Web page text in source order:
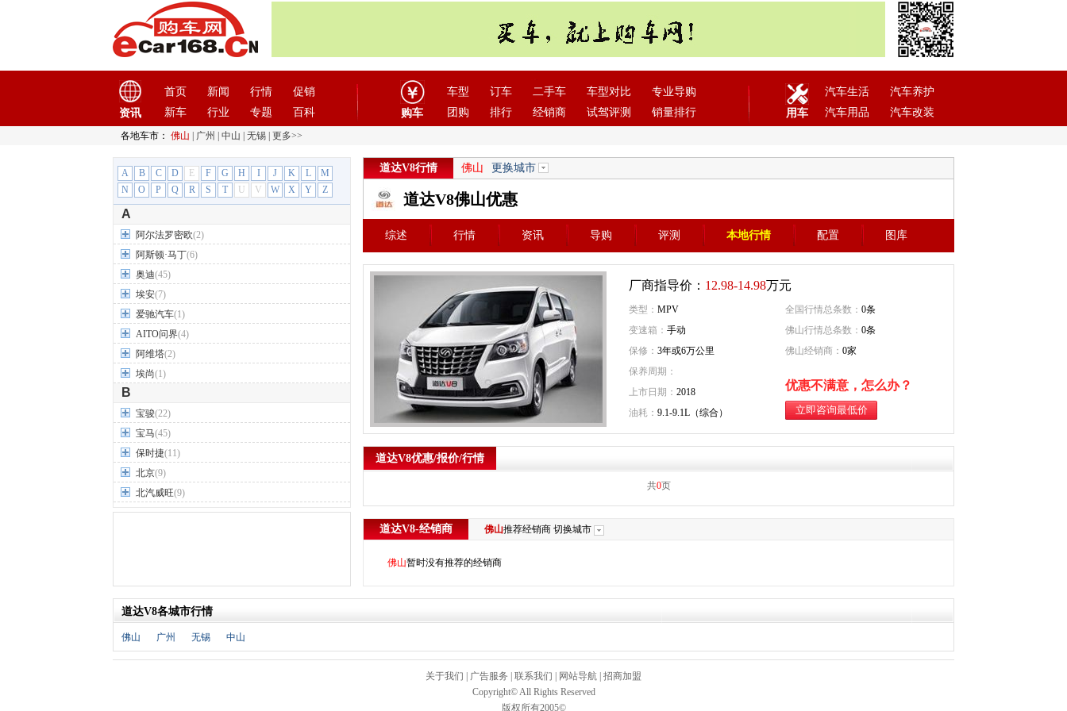
资讯
首页 新闻 行情
促销
新车
行业 专题 百科 购车
车型 订车 二手车 车型对比
专业导购
团购
排行 经销商 试驾评测 销量排行 用车
汽车生活
汽车养护
汽车用品
汽车改装
各地车市： 佛山 广州 中山 无锡 更多>>
A B C D E F G H I J K L
M
N
O P Q R S T U V W X Y Z
A
阿尔法罗密欧(2)
阿斯顿·马丁(6)
奥迪(45)
埃安(7)
爱驰汽车(1)
AITO问界(4)
阿维塔(2)
埃尚(1)
B
宝骏(22)
宝马(45)
保时捷(11)
北京(9)
北汽威旺(9)
北汽制造(7)
别克(24)
宾利
(5)
比亚迪(56)
道达V8行情 佛山 更换城市
道达V8佛山优惠
综述 行情 资讯 导购 评测 本地行情 配置 图库
厂商指导价： 12.98-14.98万元
类型： MPV 全国行情总条数： 0条
变速箱： 手动 佛山行情总条数： 0条
保修： 3年或6万公里 佛山经销商： 0家
保养周期：
优惠不满意，怎么办？
上市日期： 2018
油耗： 9.1-9.1L（综合）
道达V8优惠/报价/行情
共0页
道达V8-经销商 佛山推荐经销商 切换城市
佛山暂时没有推荐的经销商
道达V8各城市行情
佛山 广州 无锡 中山
关于我们 广告服务 联系我们 网站导航 招商加盟
Copyright© All Rights Reserved
版权所有2005©